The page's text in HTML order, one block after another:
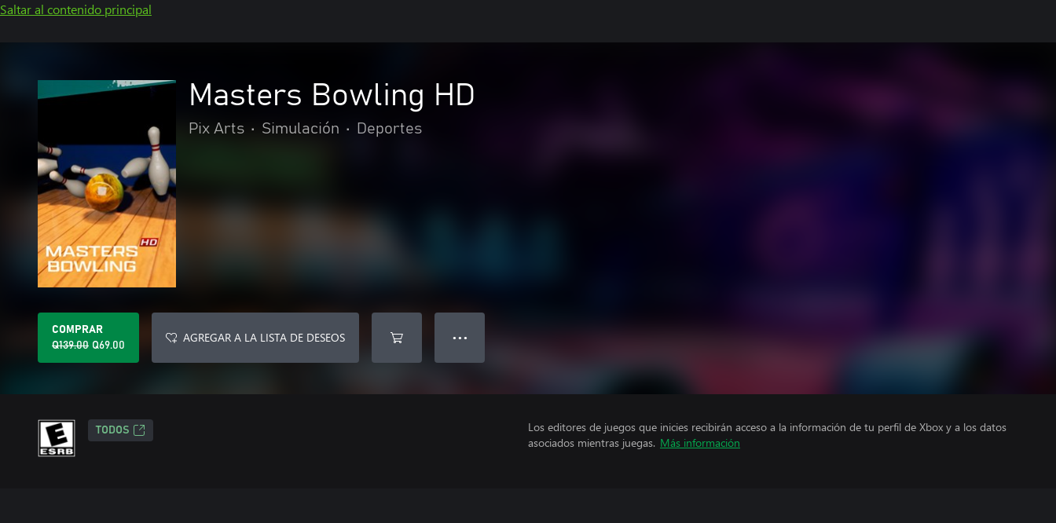
Saltar al contenido principal
Masters Bowling HD
Pix Arts • Simulación • Deportes
COMPRAR
Q139.00 Q69.00
AGREGAR A LA LISTA DE DESEOS ● ● ●
TODOS
Los editores de juegos que inicies recibirán acceso a la información de tu perfil de Xbox y a los datos
asociados mientras juegas. Más información